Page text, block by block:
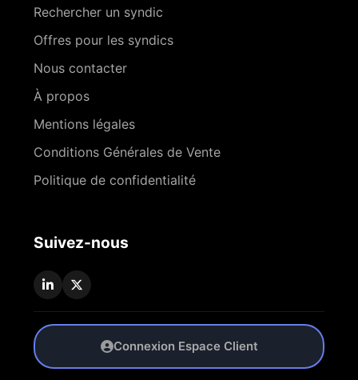
Rechercher un syndic
Offres pour les syndics
Nous contacter
À propos
Mentions légales
Conditions Générales de Vente
Politique de confidentialité
Suivez-nous
Connexion Espace Client